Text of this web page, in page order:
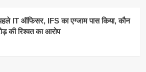
IT ऑफिसर, IFS का एग्जाम पास किया, कौन
की रिश्वत का आरोप